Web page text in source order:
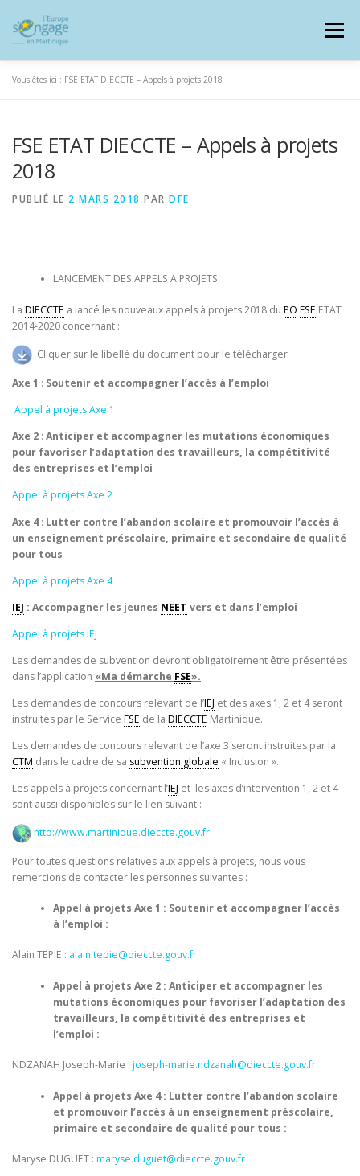
contenu
Menu
PROGRAMMES J’AI UN PROJET
SIGNALER UNE FRAUDE
Vous êtes ici : FSE ETAT DIECCTE – Appels à projets 2018
FSE ETAT DIECCTE – Appels à projets
2018
PUBLIÉ LE 2 MARS 2018 PAR DFE
LANCEMENT DES APPELS A PROJETS
La DIECCTE a lancé les nouveaux appels à projets 2018 du PO FSE ETAT
2014-2020 concernant :
Cliquer sur le libellé du document pour le télécharger
Axe 1 : Soutenir et accompagner l’accès à l’emploi
Appel à projets Axe 1
Axe 2 : Anticiper et accompagner les mutations économiques
pour favoriser l’adaptation des travailleurs, la compétitivité
des entreprises et l’emploi
Appel à projets Axe 2
Axe 4: Lutter contre l’abandon scolaire et promouvoir l’accès à
un enseignement préscolaire, primaire et secondaire de qualité
pour tous
Appel à projets Axe 4
IEJ : Accompagner les jeunes NEET vers et dans l’emploi
Appel à projets IEJ
Les demandes de subvention devront obligatoirement être présentées
dans l’application «Ma démarche FSE».
Les demandes de concours relevant de l’IEJ et des axes 1, 2 et 4 seront
instruites par le Service FSE de la DIECCTE Martinique.
Les demandes de concours relevant de l’axe 3 seront instruites par la
CTM dans le cadre de sa subvention globale « Inclusion ».
Les appels à projets concernant l’IEJ et les axes d’intervention 1, 2 et 4
sont aussi disponibles sur le lien suivant :
http://www.martinique.dieccte.gouv.fr
Pour toutes questions relatives aux appels à projets, nous vous
remercions de contacter les personnes suivantes :
Appel à projets Axe 1 : Soutenir et accompagner l’accès
à l’emploi :
Alain TEPIE : alain.tepie@dieccte.gouv.fr
Appel à projets Axe 2 : Anticiper et accompagner les
mutations économiques pour favoriser l’adaptation des
travailleurs, la compétitivité des entreprises et
l’emploi :
NDZANAH Joseph-Marie : joseph-marie.ndzanah@dieccte.gouv.fr
Appel à projets Axe 4 : Lutter contre l’abandon scolaire
et promouvoir l’accès à un enseignement préscolaire,
primaire et secondaire de qualité pour tous :
Maryse DUGUET : maryse.duguet@dieccte.gouv.fr